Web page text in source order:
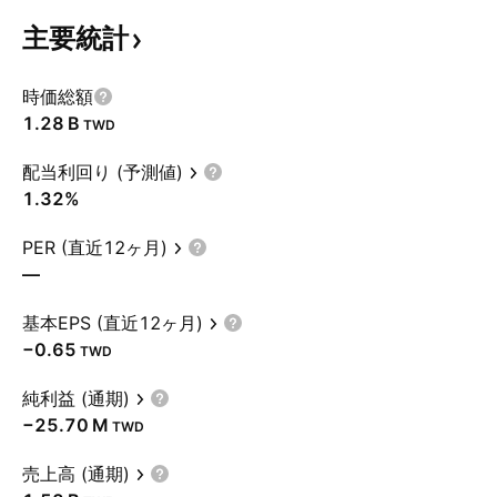
主要統計
時価総額
‪1.28 B‬ TWD
配当利回り (予測値)
1.32%
PER (直近12ヶ月)
—
基本EPS (直近12ヶ月)
−0.65 TWD
純利益 (通期)
‪−25.70 M‬ TWD
売上高 (通期)